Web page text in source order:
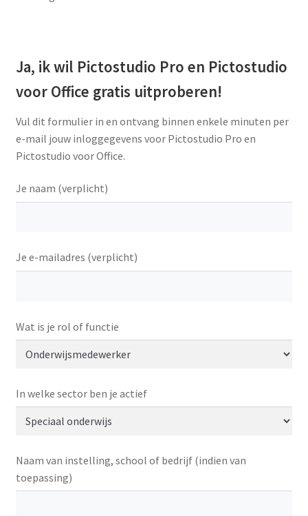
Ja, ik wil Pictostudio Pro en Pictostudio
voor Office gratis uitproberen!
Vul dit formulier in en ontvang binnen enkele minuten per
e-mail jouw inloggegevens voor Pictostudio Pro en
Pictostudio voor Office.
Je naam (verplicht)
Je e-mailadres (verplicht)
Wat is je rol of functie
In welke sector ben je actief
Naam van instelling, school of bedrijf (indien van
toepassing)